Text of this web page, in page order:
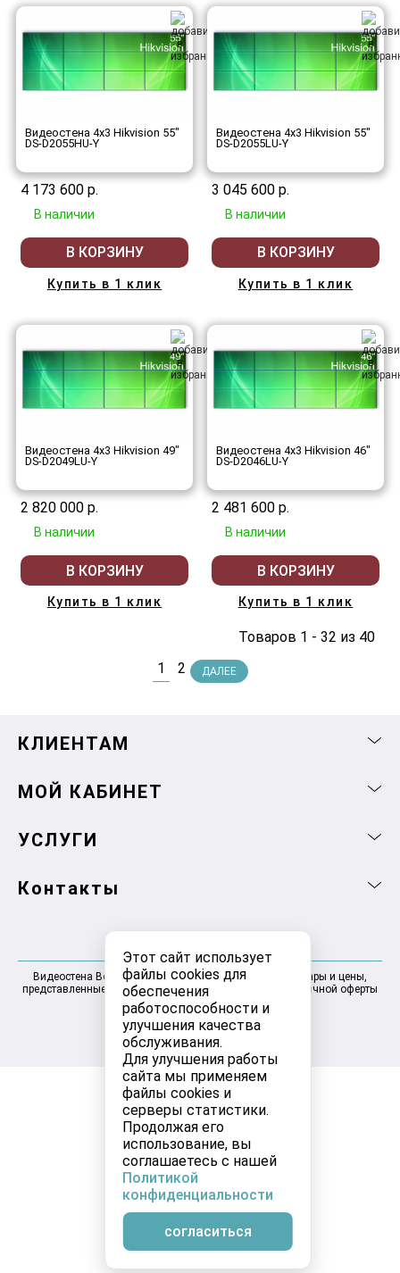
Этот сайт использует
файлы cookies для
обеспечения
работоспособности и
улучшения качества
обслуживания.
Для улучшения работы
сайта мы применяем
файлы cookies и
серверы статистики.
Продолжая его
использование, вы
соглашаетесь с нашей
Политикой
конфиденциальности
согласиться
Видеостена 4x3 Hikvision 55"
DS-D2055HU-Y
4 173 600 р.
В наличии
В КОРЗИНУ
Купить в 1 клик
Видеостена 4x3 Hikvision 55"
DS-D2055LU-Y
3 045 600 р.
В наличии
В КОРЗИНУ
Купить в 1 клик
Видеостена 4x3 Hikvision 49"
DS-D2049LU-Y
2 820 000 р.
В наличии
В КОРЗИНУ
Купить в 1 клик
Видеостена 4x3 Hikvision 46"
DS-D2046LU-Y
2 481 600 р.
В наличии
В КОРЗИНУ
Купить в 1 клик
1 2 ДАЛЕЕ
Товаров 1 - 32 из 40
КЛИЕНТАМ
МОЙ КАБИНЕТ
УСЛУГИ
Контакты
Видеостена Волгоград 2025-2026 © Информация, товары и цены,
представленные на сайте, не являются договором публичной оферты